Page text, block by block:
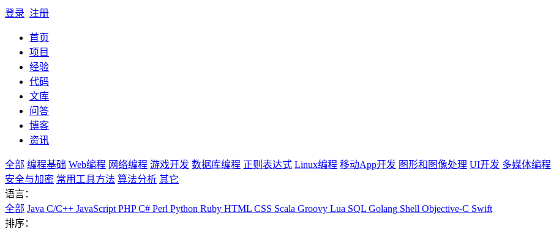
登录 注册
首页
项目
经验
代码
文库
问答
博客
资讯
全部 编程基础 Web编程 网络编程 游戏开发 数据库编程 正则表达式 Linux编程 移动App开发 图形和图像处理 UI开发 多媒体编程
安全与加密 常用工具方法 算法分析 其它
语言：
全部 Java C/C++ JavaScript PHPC# Perl Python Ruby HTML CSS Scala Groovy Lua SQL Golang Shell Objective-C Swift
排序：